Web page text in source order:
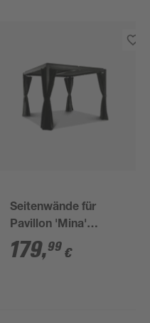
Seitenwände für
Pavillon 'Mina'
schwarz 4er-Set
179,99 €